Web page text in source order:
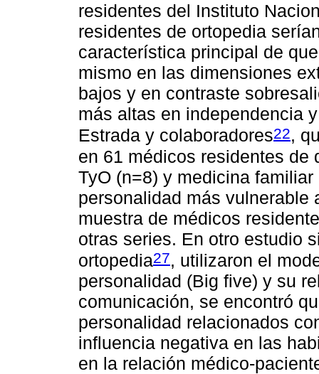
residentes del Instituto
residentes de ortopedia
característica principal de
mismo en las dimensiones
bajos y en contraste
más altas en independencia
Estrada y colaboradores22,
en 61 médicos residentes
TyO (n=8) y medicina
personalidad más vulnerable
muestra de médicos
otras series. En otro estudio
ortopedia27, utilizaron el
personalidad (Big five) y su
comunicación, se encontró
personalidad relacionados
influencia negativa en las
en la relación médico-